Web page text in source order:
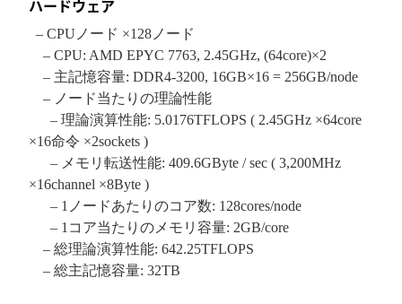
ハードウェア
– CPUノード ×128ノード
– CPU: AMD EPYC 7763, 2.45GHz, (64core)×2
– 主記憶容量: DDR4-3200, 16GB×16 = 256GB/node
– ノード当たりの理論性能
– 理論演算性能: 5.0176TFLOPS ( 2.45GHz ×64core
×16命令 ×2sockets )
– メモリ転送性能: 409.6GByte / sec ( 3,200MHz
×16channel ×8Byte )
– 1ノードあたりのコア数: 128cores/node
– 1コア当たりのメモリ容量: 2GB/core
– 総理論演算性能: 642.25TFLOPS
– 総主記憶容量: 32TB